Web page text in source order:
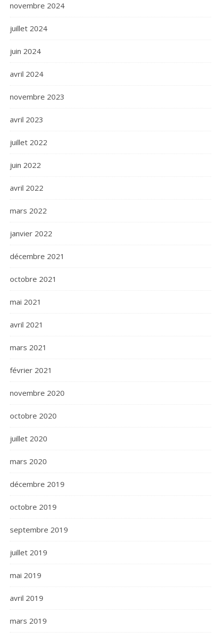
novembre 2024
juillet 2024
juin 2024
avril 2024
novembre 2023
avril 2023
juillet 2022
juin 2022
avril 2022
mars 2022
janvier 2022
décembre 2021
octobre 2021
mai 2021
avril 2021
mars 2021
février 2021
novembre 2020
octobre 2020
juillet 2020
mars 2020
décembre 2019
octobre 2019
septembre 2019
juillet 2019
mai 2019
avril 2019
mars 2019